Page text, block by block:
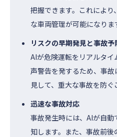
把握できます。これによ
な車両管理が可能になりま
リスクの早期発見と事故予
AIが危険運転をリアルタ
声警告を発するため、事
見して、重大な事故を防ぐ
迅速な事故対応
事故発生時には、AIが自
知します。また、事故前